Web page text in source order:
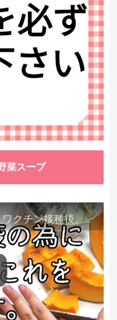
菜スープ
【身体はなんでも知ってる】ワクチン接種後、異常に食べたくなった野菜が細胞回復に貢献してくれました。